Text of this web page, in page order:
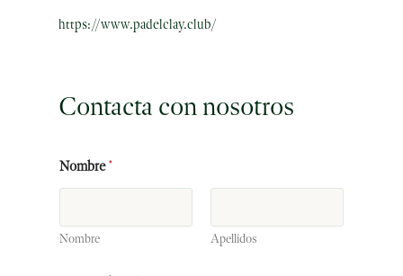
https://www.padelclay.club/
Contacta con nosotros
R
L
n
a
Nombre*
Nombre Apellidos